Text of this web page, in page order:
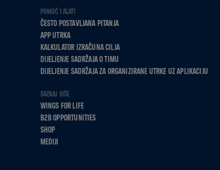
POMOĆ I ALATI
ČESTO POSTAVLJANA PITANJA
APP UTRKA
KALKULATOR IZRAČUNA CILJA
DIJELJENJE SADRŽAJA O TIMU
DIJELJENJE SADRŽAJA ZA ORGANIZIRANE UTRKE UZ APLIKACIJU
SAZNAJ VIŠE
WINGS FOR LIFE
B2B OPPORTUNITIES
SHOP
MEDIJI